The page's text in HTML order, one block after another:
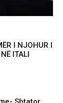
I NJOHUR I
ITALI